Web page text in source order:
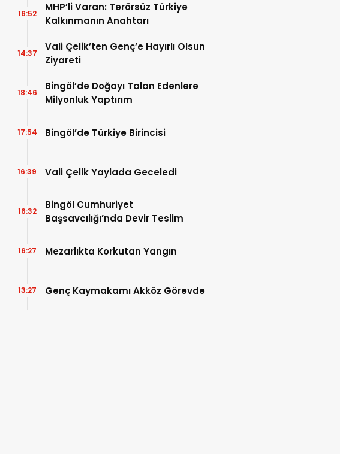
MHP’li Varan: Terörsüz Türkiye
Kalkınmanın Anahtarı
16:52
Vali Çelik’ten Genç’e Hayırlı Olsun
Ziyareti
14:37
Bingöl’de Doğayı Talan Edenlere
Milyonluk Yaptırım
18:46
Bingöl’de Türkiye Birincisi
17:54
Vali Çelik Yaylada Geceledi
16:39
Bingöl Cumhuriyet
Başsavcılığı’nda Devir Teslim
16:32
Mezarlıkta Korkutan Yangın
16:27
Genç Kaymakamı Akköz Görevde
13:27